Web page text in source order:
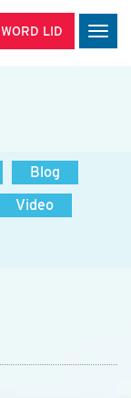
WORD LID
Blog
Video